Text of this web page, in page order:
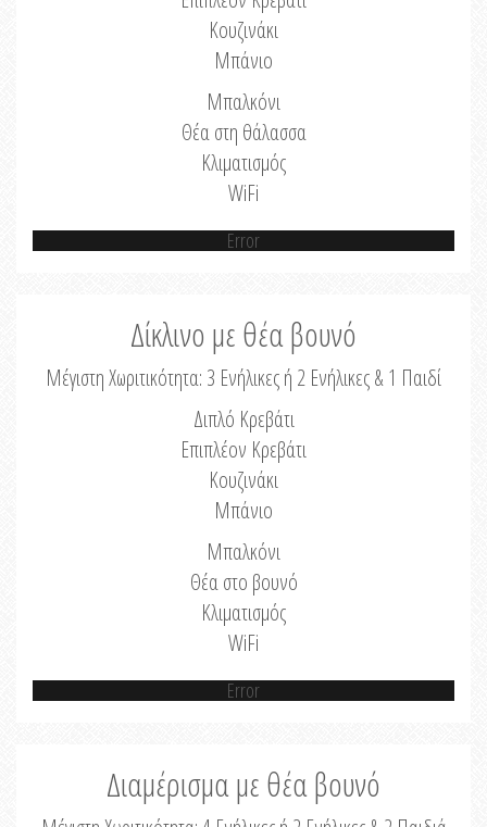
Κουζινάκι
Μπάνιο
Μπαλκόνι
Θέα στη θάλασσα
Κλιματισμός
WiFi
Error
Δίκλινο με θέα βουνό
Μέγιστη Χωριτικότητα: 3 Ενήλικες ή 2 Ενήλικες & 1 Παιδί
Διπλό Κρεβάτι
Επιπλέον Κρεβάτι
Κουζινάκι
Μπάνιο
Μπαλκόνι
Θέα στο βουνό
Κλιματισμός
WiFi
Error
Διαμέρισμα με θέα βουνό